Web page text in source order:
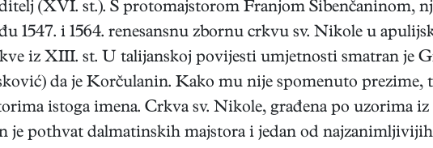
(XVI. st.). S protomajstorom Franjom Šibenčaninom,
1547. i 1564. renesansnu zbornu crkvu sv. Nikole u
iz XIII. st. U talijanskoj povijesti umjetnosti smatran je
da je Korčulanin. Kako mu nije spomenuto prezime,
istoga imena. Crkva sv. Nikole, građena po uzorima iz
je pothvat dalmatinskih majstora i jedan od